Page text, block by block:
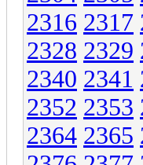
2316 2317
2328 2329
2340 2341
2352 2353
2364 2365